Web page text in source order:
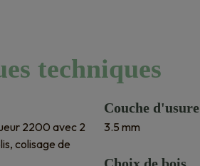
techniques
2200 avec 2
colisage de
Couche d'usure
3.5 mm